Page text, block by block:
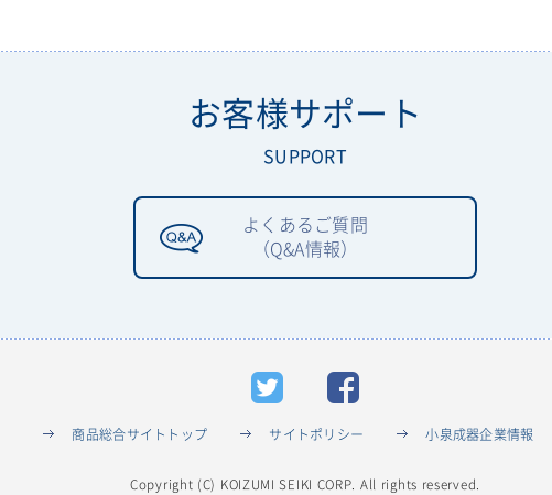
お客様サポート
SUPPORT
よくあるご質問
（Q&A情報）
商品総合サイトトップ サイトポリシー 小泉成器企業情報
Copyright (C) KOIZUMI SEIKI CORP. All rights reserved.